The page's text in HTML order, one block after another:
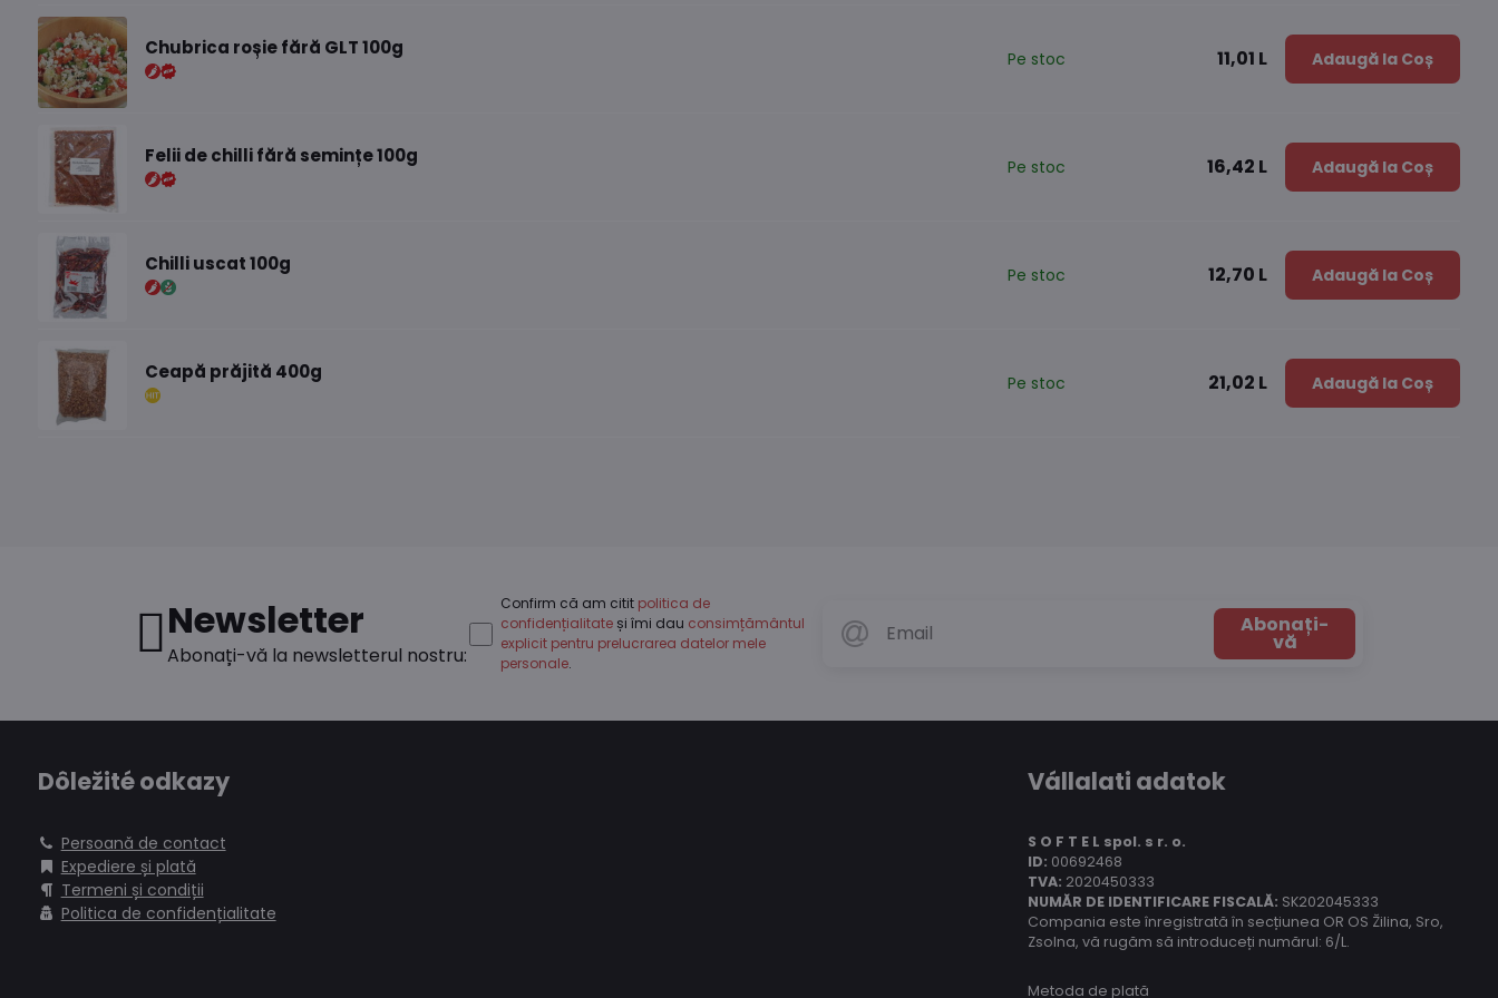
Chubrica roșie fără GLT 100g Pe stoc 11,01 L Adaugă la Coș
Felii de chilli fără semințe 100g Pe stoc 16,42 L Adaugă la Coș
Chilli uscat 100g Pe stoc 12,70 L Adaugă la Coș
Ceapă prăjită 400g Pe stoc 21,02 L Adaugă la Coș
Newsletter
Abonați-vă la newsletterul nostru:
Abonați-
vă
Confirm că am citit politica de
confidențialitateși îmi dau consimțământul
explicit pentru prelucrarea datelor mele
personale.
Dôležité odkazy
Persoană de contact
Expediere și plată
Termeni și condiții
Politica de confidențialitate
Vállalati adatok
S O F T E L spol. s r. o.
ID: 00692468
TVA: 2020450333
NUMĂR DE IDENTIFICARE FISCALĂ: SK202045333
Compania este înregistrată în secțiunea OR OS Žilina, Sro,
Zsolna, vă rugăm să introduceți numărul: 6/L.
Metoda de plată